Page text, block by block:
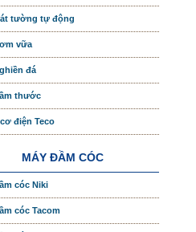
tường tự động
vữa
đá
thước
điện Teco
MÁY ĐẦM CÓC
cóc Niki
cóc Tacom